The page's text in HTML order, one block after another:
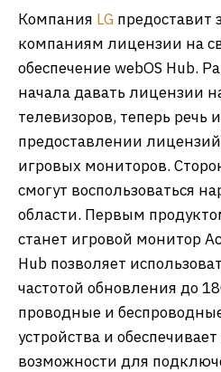
Компания LG предоставит
компаниям лицензии на
обеспечение webOS Hub.
начала давать лицензии
телевизоров, теперь речь
предоставлении
игровых мониторов.
смогут воспользоваться
области. Первым
станет игровой монитор
Hub позволяет
частотой обновления до
проводные и
устройства и
возможности для